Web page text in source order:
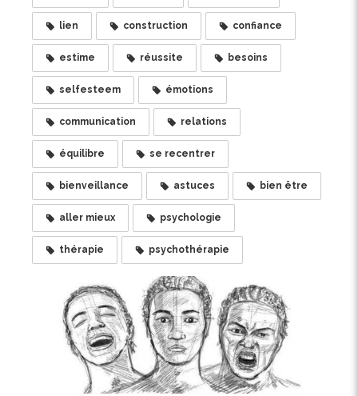
lien construction confiance
estime réussite besoins
selfesteem émotions
communication relations
équilibre se recentrer
bienveillance astuces bien être
aller mieux psychologie
thérapie psychothérapie